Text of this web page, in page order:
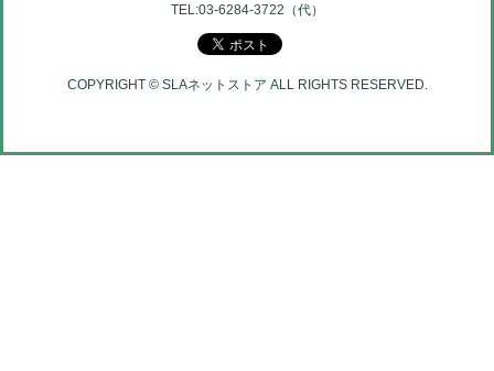
TEL:03-6284-3722（代）
COPYRIGHT © SLAネットストア ALL RIGHTS RESERVED.